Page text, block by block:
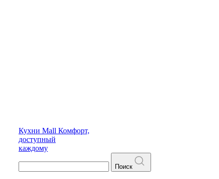
Кухни Mall Комфорт,
доступный
каждому
Поиск